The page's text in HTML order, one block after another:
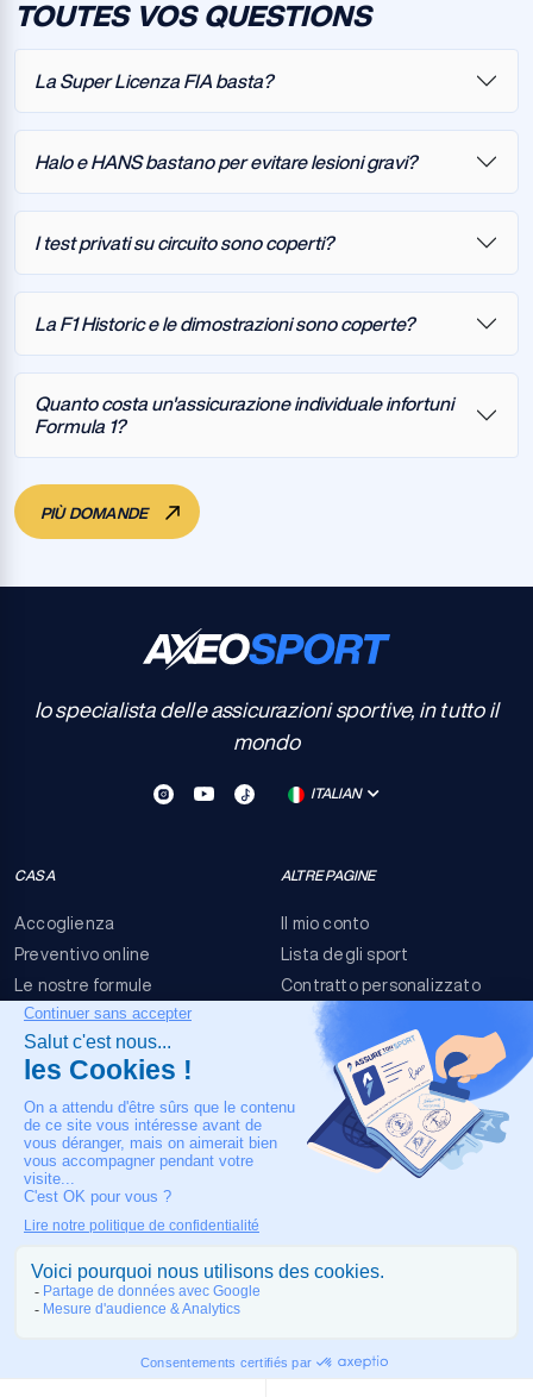
TOUTES VOS QUESTIONS
La Super Licenza FIA basta?
Halo e HANS bastano per evitare lesioni gravi?
I test privati su circuito sono coperti?
La F1 Historic e le dimostrazioni sono coperte?
Quanto costa un'assicurazione individuale infortuni
Formula 1?
PIÙ DOMANDE
Io specialista delle assicurazioni sportive, in tutto il
mondo
ITALIAN
CASA
Accoglienza
Preventivo online
Le nostre formule
FAQ
Contatti
ALTRE PAGINE
Il mio conto
Lista degli sport
Contratto personalizzato
Termini e condizioni
Rischi dell'evento
Nota legale
IL NOSTRO CONTATTO
+33 4 90 63 34 07
Assistenza medica 24/7
COPYRIGHT © 2026 MADE IN TOULOUSE BYJIXART